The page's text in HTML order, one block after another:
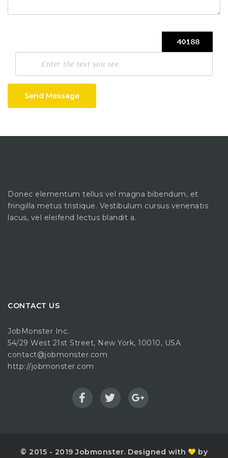
Send Message
Donec elementum tellus vel magna bibendum, et
fringilla metus tristique. Vestibulum cursus venenatis
lacus, vel eleifend lectus blandit a.
CONTACT US
JobMonster Inc.
54/29 West 21st Street, New York, 10010, USA
contact@jobmonster.com
http://jobmonster.com
© 2015 - 2019 Jobmonster. Designed with by